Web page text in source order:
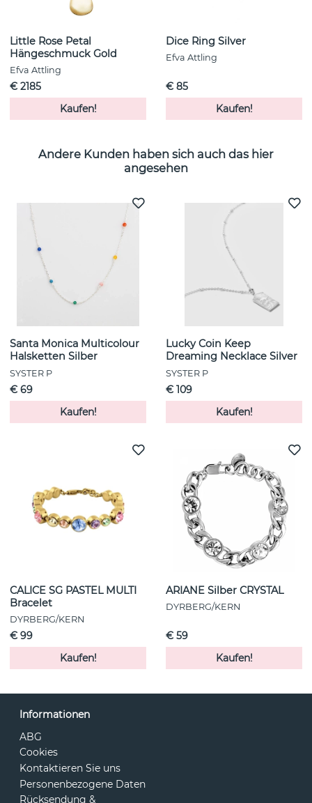
Little Rose Petal
Hängeschmuck Gold
Efva Attling
€ 2185
Kaufen!
Dice Ring Silver
Efva Attling
€ 85
Kaufen!
Andere Kunden haben sich auch das hier
angesehen
Santa Monica Multicolour
Halsketten Silber
SYSTER P
€ 69
Kaufen!
Lucky Coin Keep
Dreaming Necklace Silver
SYSTER P
€ 109
Kaufen!
CALICE SG PASTEL MULTI
Bracelet
DYRBERG/KERN
€ 99
Kaufen!
ARIANE Silber CRYSTAL
DYRBERG/KERN
€ 59
Kaufen!
Informationen
ABG
Cookies
Kontaktieren Sie uns
Personenbezogene Daten
Rücksendung &